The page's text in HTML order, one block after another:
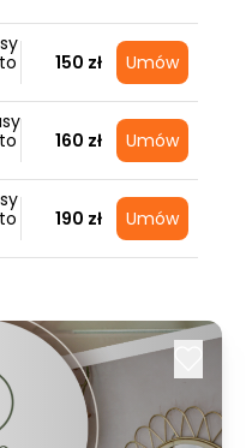
150 zł Umów
160 zł Umów
190 zł Umów